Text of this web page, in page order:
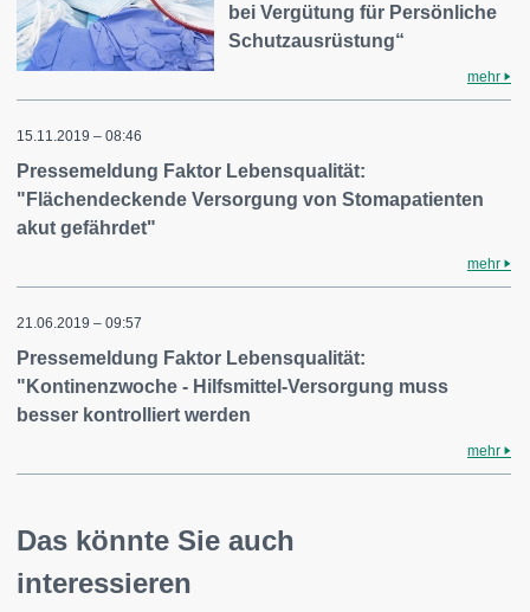
bei Vergütung für Persönliche
Schutzausrüstung“
mehr
15.11.2019 – 08:46
Pressemeldung Faktor Lebensqualität:
"Flächendeckende Versorgung von Stomapatienten
akut gefährdet"
mehr
21.06.2019 – 09:57
Pressemeldung Faktor Lebensqualität:
"Kontinenzwoche - Hilfsmittel-Versorgung muss
besser kontrolliert werden
mehr
Das könnte Sie auch
interessieren